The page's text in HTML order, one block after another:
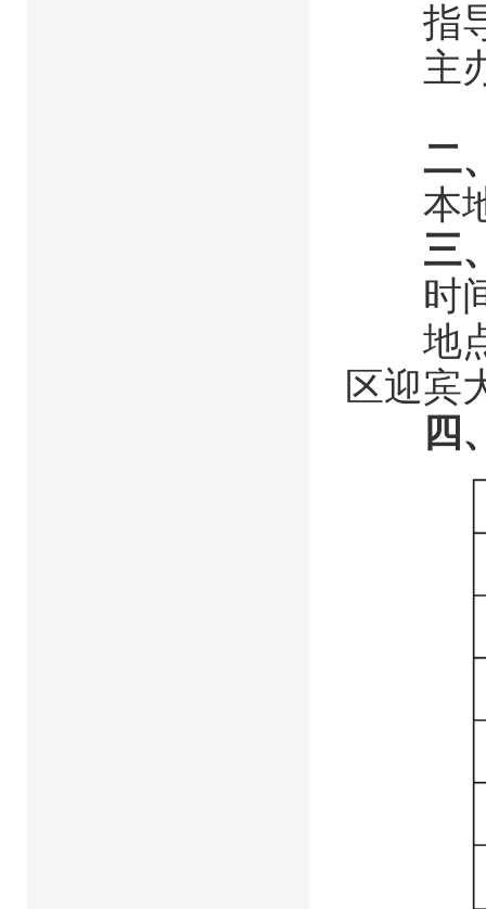
指导
主办
二
本地
三
时间
地点
区迎宾
四